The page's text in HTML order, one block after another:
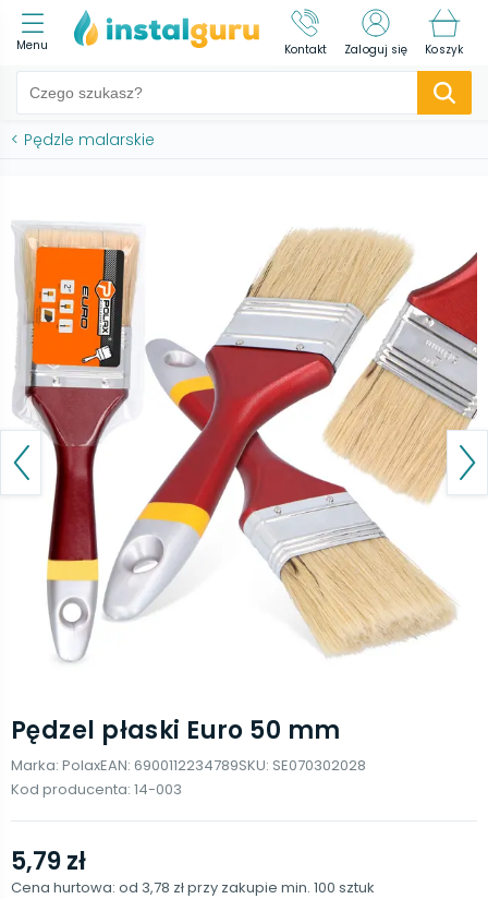
Menu Kontakt Zaloguj się Koszyk
< Pędzle malarskie
Pędzel płaski Euro 50 mm
Marka: PolaxEAN: 6900112234789SKU: SE070302028
Kod producenta: 14-003
5,79 zł
Cena hurtowa: od 3,78 złprzy zakupie min. 100 sztuk